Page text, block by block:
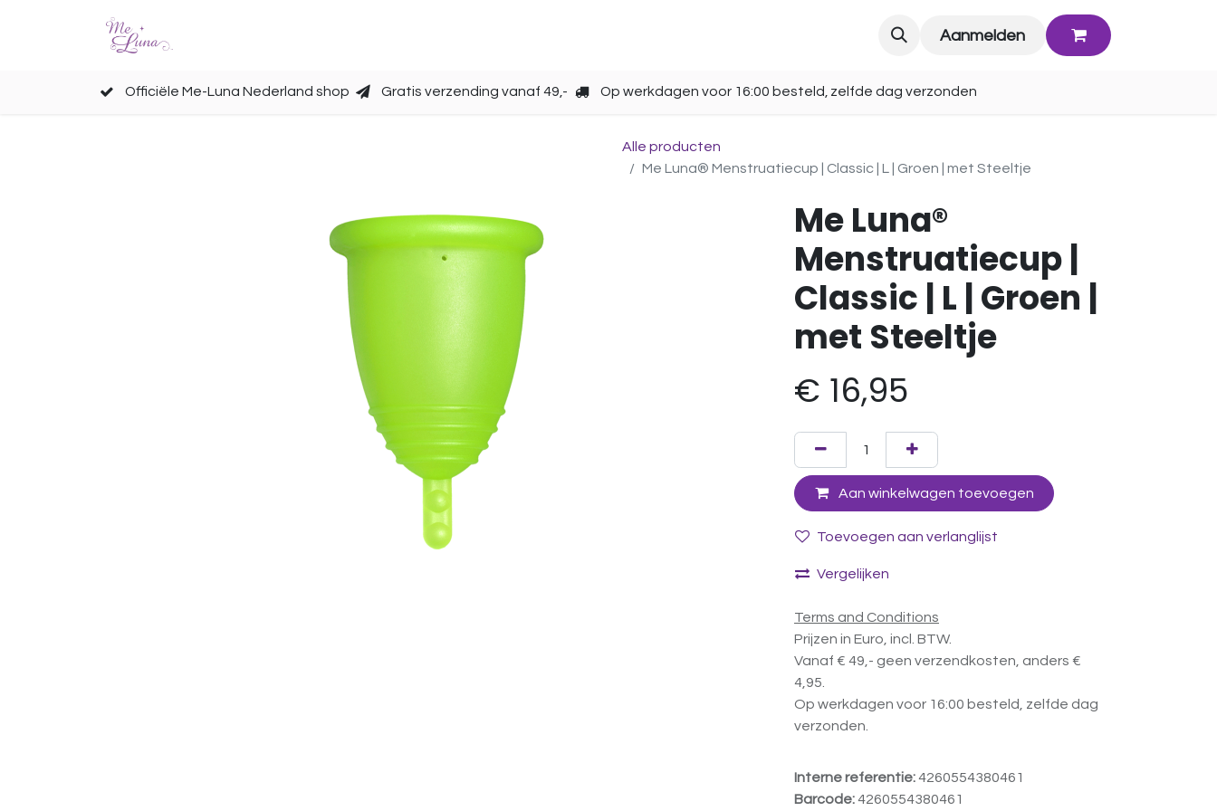
Aanmelden
Officiële Me-Luna Nederland shop Gratis verzending vanaf 49,- Op werkdagen voor 16:00 besteld, zelfde dag verzonden
Alle producten
Me Luna® Menstruatiecup | Classic | L | Groen | met Steeltje
Me Luna®
Menstruatiecup |
Classic | L | Groen |
met Steeltje
€ 16,95
Aan winkelwagen toevoegen
Toevoegen aan verlanglijst
Vergelijken
Terms and Conditions
Prijzen in Euro, incl. BTW.
Vanaf € 49,- geen verzendkosten, anders €
4,95.
Op werkdagen voor 16:00 besteld, zelfde dag
verzonden.
Interne referentie:4260554380461
Barcode:4260554380461